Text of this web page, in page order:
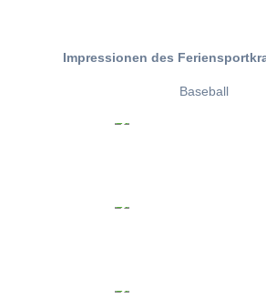
Impressionen des
Baseball